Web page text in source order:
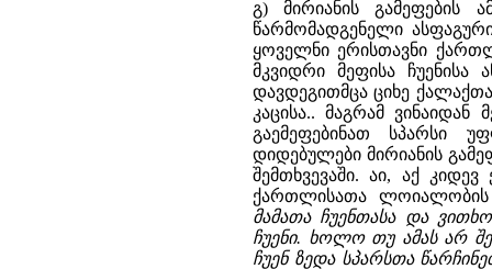
გ) მირიანის გამეფების
წარმომადგენელი
ყოველნი ერისთავნი
მკვიდრი მეფისა
დავდეგითმცა ციხე
კაცისა.. მაგრამ
გაემეფებინათ სპარსი
დიდებულები მირიანის
შემთხვევაში. აი, აქ
ქართლისათა ლოიალობის
მამათა ჩუენთასა და
ჩუენი. ხოლო თუ ამას არ
ჩუენ ზედა სპარსთა